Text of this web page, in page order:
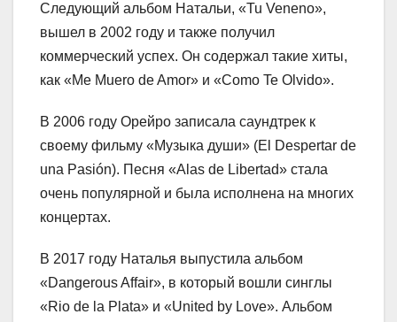
Следующий альбом Натальи, «Tu Veneno»,
вышел в 2002 году и также получил
коммерческий успех. Он содержал такие хиты,
как «Me Muero de Amor» и «Como Te Olvido».
В 2006 году Орейро записала саундтрек к
своему фильму «Музыка души» (El Despertar de
una Pasión). Песня «Alas de Libertad» стала
очень популярной и была исполнена на многих
концертах.
В 2017 году Наталья выпустила альбом
«Dangerous Affair», в который вошли синглы
«Rio de la Plata» и «United by Love». Альбом